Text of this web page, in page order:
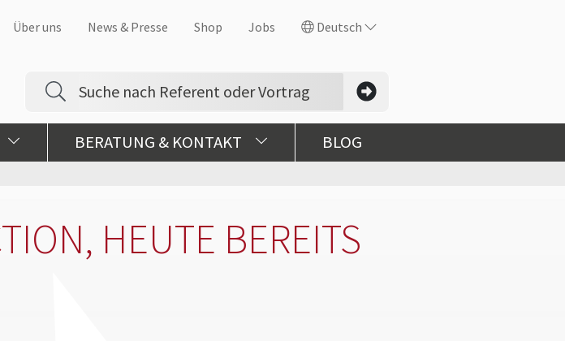
Über uns News & Presse Shop Jobs Deutsch
BERATUNG & KONTAKT BLOG
HEUTE BEREITS